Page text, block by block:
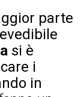
parte
si è
i
in